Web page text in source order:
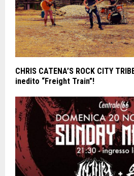
CHRIS CATENA’S ROCK CITY
inedito “Freight Train”!